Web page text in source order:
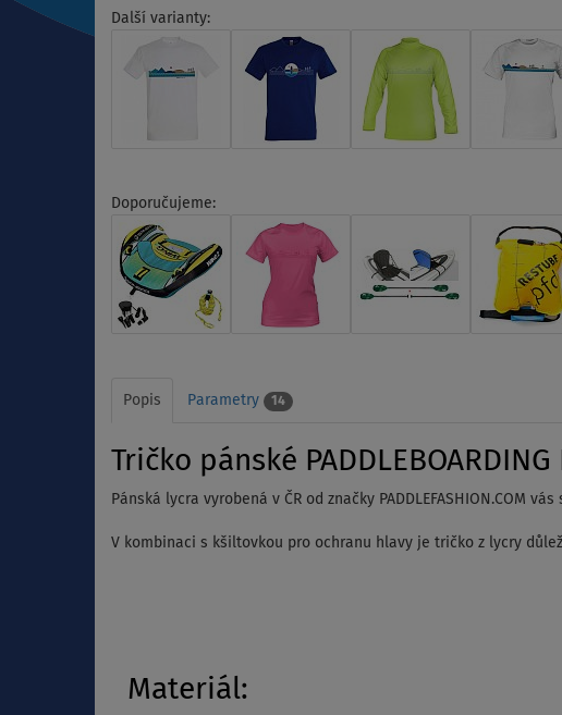
Další varianty:
Doporučujeme:
Popis Parametry 14
Tričko pánské
Pánská lycra vyrobená v ČR od značky
V kombinaci s kšiltovkou pro ochranu hlavy je tričko z lycry
Materiál: